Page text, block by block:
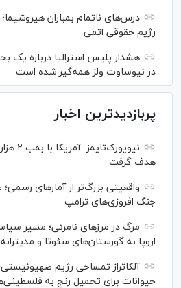
درس‌های ناتمام بمباران
رژیم حقوقی اتمی
هشدار پلیس استرالیا درباره یک
در نیوساوت ولز همه‌گیر شده است
پربازدیدترین اخبار
هدف گرفت
واقعیتی بزرگ‌تر از آمار‌های رسمی؛
جنگ افروزی‌های ترامپ
مرگ در مرز‌های نامرئی؛ مسیر
اروپا به گورستان‌های سئوتا و مدیترانه
آلکاتراز تمساحی رژیم
حیوانات برای تحمیل رنج به